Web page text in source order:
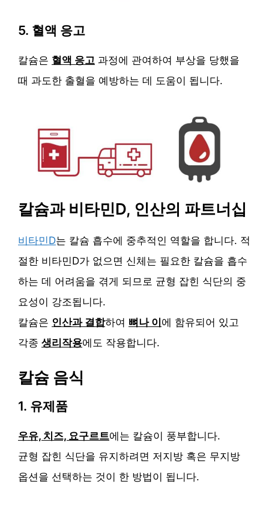
5. 혈액 응고
칼슘은 혈액 응고 과정에 관여하여 부상을 당했을
때 과도한 출혈을 예방하는 데 도움이 됩니다.
칼슘과 비타민D, 인산의 파트너십
비타민D는 칼슘 흡수에 중추적인 역할을 합니다. 적
절한 비타민D가 없으면 신체는 필요한 칼슘을 흡수
하는 데 어려움을 겪게 되므로 균형 잡힌 식단의 중
요성이 강조됩니다.
칼슘은 인산과 결합하여 뼈나 이에 함유되어 있고
각종 생리작용에도 작용합니다.
칼슘 음식
1. 유제품
우유, 치즈, 요구르트에는 칼슘이 풍부합니다.
균형 잡힌 식단을 유지하려면 저지방 혹은 무지방
옵션을 선택하는 것이 한 방법이 됩니다.